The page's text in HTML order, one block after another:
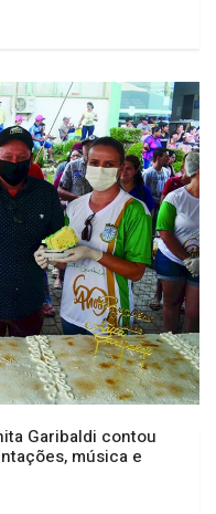
Garibaldi contou
música e